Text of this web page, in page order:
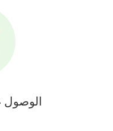
الوصول